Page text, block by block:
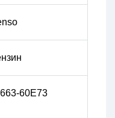
60E73